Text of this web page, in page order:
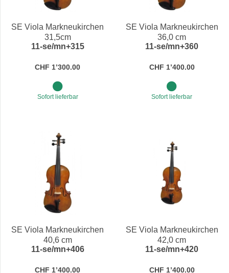
SE Viola Markneukirchen
31,5cm
11-se/mn+315
CHF 1’300.00
Sofort lieferbar
SE Viola Markneukirchen
36,0 cm
11-se/mn+360
CHF 1’400.00
Sofort lieferbar
SE Viola Markneukirchen
40,6 cm
11-se/mn+406
CHF 1’400.00
SE Viola Markneukirchen
42,0 cm
11-se/mn+420
CHF 1’400.00